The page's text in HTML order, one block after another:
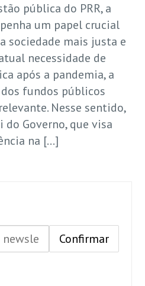
pública do PRR, a
um papel crucial
sociedade mais justa e
necessidade de
após a pandemia, a
fundos públicos
Nesse sentido,
Governo, que visa
na […]